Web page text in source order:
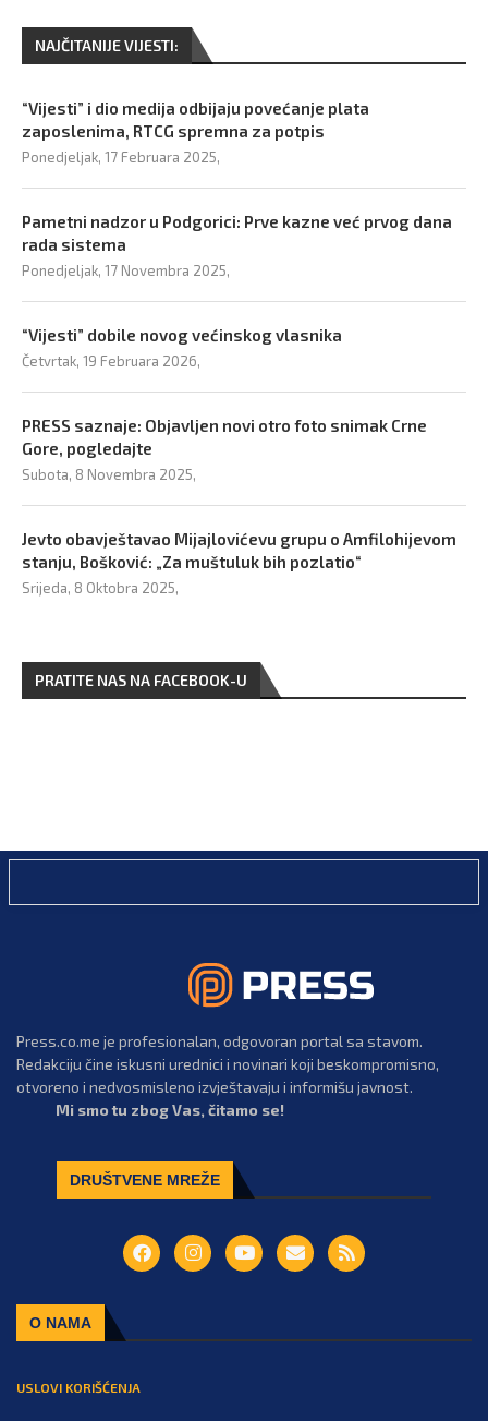
NAJČITANIJE VIJESTI:
“Vijesti” i dio medija odbijaju povećanje plata
zaposlenima, RTCG spremna za potpis
Ponedjeljak, 17 Februara 2025,
Pametni nadzor u Podgorici: Prve kazne već prvog dana
rada sistema
Ponedjeljak, 17 Novembra 2025,
“Vijesti” dobile novog većinskog vlasnika
Četvrtak, 19 Februara 2026,
PRESS saznaje: Objavljen novi otro foto snimak Crne
Gore, pogledajte
Subota, 8 Novembra 2025,
Jevto obavještavao Mijajlovićevu grupu o Amfilohijevom
stanju, Bošković: „Za muštuluk bih pozlatio“
Srijeda, 8 Oktobra 2025,
PRATITE NAS NA FACEBOOK-U
Press.co.me je profesionalan, odgovoran portal sa stavom.
Redakciju čine iskusni urednici i novinari koji beskompromisno,
otvoreno i nedvosmisleno izvještavaju i informišu javnost.
Mi smo tu zbog Vas, čitamo se!
DRUŠTVENE MREŽE
O NAMA
USLOVI KORIŠĆENJA